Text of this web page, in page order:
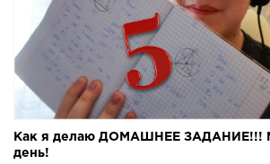
Как я делаю ДОМАШНЕЕ ЗАДАНИЕ!!!
день!